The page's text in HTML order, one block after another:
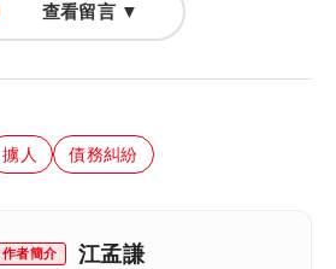
查看留言 ▼
擄人 債務糾紛
作者簡介 江孟謙